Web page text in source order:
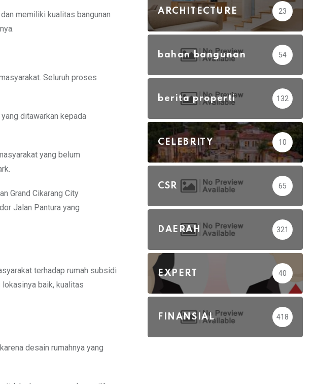
memiliki kualitas bangunan
Seluruh proses
ditawarkan kepada
yang belum
Grand Cikarang City
Jalan Pantura yang
terhadap rumah subsidi
baik, kualitas
desain rumahnya yang
ARCHITECTURE 23
bahan bangunan 54
berita properti 132
CELEBRITY 10
CSR 65
DAERAH 321
EXPERT 40
FINANSIAL 418